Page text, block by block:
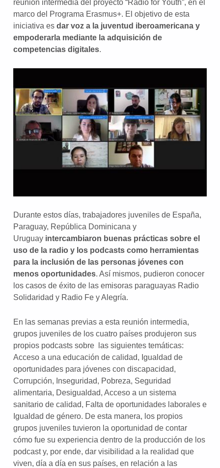
reunión intermedia del proyecto “Radio for Youth”, en el
marco del Programa Erasmus+. El objetivo de esta
iniciativa es dar voz a la juventud iberoamericana y
empoderarla mediante la adquisición de
competencias digitales.
Durante estos días, trabajadores juveniles de España,
Paraguay, República Dominicana y
Uruguayintercambiaron buenas prácticas sobre el
uso de la radio y los podcasts como herramientas
para la inclusión de las personas jóvenes con
menos oportunidades. Así mismos, pudieron conocer
los casos de éxito de las emisoras paraguayas Radio
Solidaridad y Radio Fe y Alegría.
En las semanas previas a esta reunión intermedia,
grupos juveniles de los cuatro países produjeron sus
propios podcasts sobre
las siguientes temáticas:
Acceso a una educación de calidad, Igualdad de
oportunidades para jóvenes con discapacidad,
Corrupción, Inseguridad, Pobreza, Seguridad
alimentaria, Desigualdad, Acceso a un sistema
sanitario de calidad, Falta de oportunidades laborales e
Igualdad de género. De esta manera, los propios
grupos juveniles tuvieron la oportunidad de contar
cómo fue su experiencia dentro de la producción de los
podcast y, por ende, dar visibilidad a la realidad que
viven, día a día en sus países, en relación a las